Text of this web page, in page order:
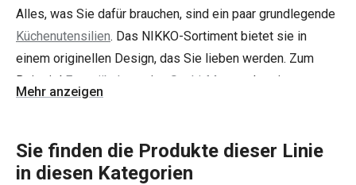
Alles, was Sie dafür brauchen, sind ein paar grundlegende
Küchenutensilien. Das NIKKO-Sortiment bietet sie in
einem originellen Design, das Sie lieben werden. Zum
Beispiel Essstäbchen , eine Sushi-Matte
oder einen
Dämpfkorbund mehr.
Mehr anzeigen
Sie finden die Produkte dieser Linie
in diesen Kategorien